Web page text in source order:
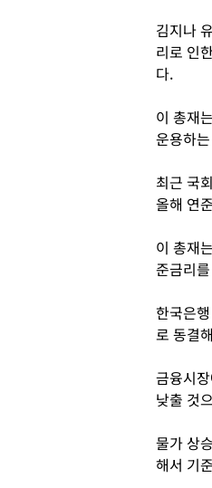
김지나
리로 인
다.
이 총재
운용하
최근 국
올해 연
이 총재
준금리
한국은
로 동결
금융시
낮출 것
물가 상
해서 기